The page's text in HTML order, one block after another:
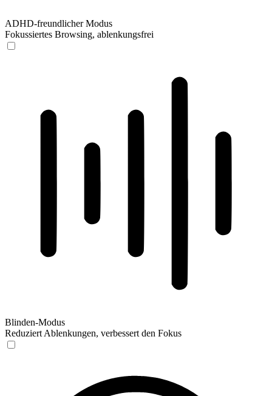
ADHD-freundlicher Modus
Fokussiertes Browsing, ablenkungsfrei
Blinden-Modus
Reduziert Ablenkungen, verbessert den Fokus